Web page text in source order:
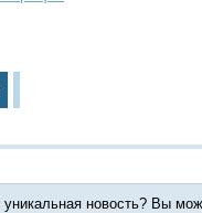
уникальная новость? Вы